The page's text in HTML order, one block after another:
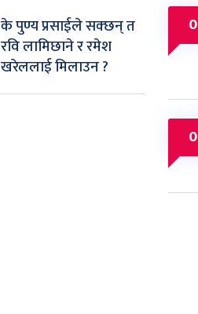
के पुण्य प्रसाईले सक्छन् त
रवि लामिछाने र रमेश
खरेललाई मिलाउन ?
0
0